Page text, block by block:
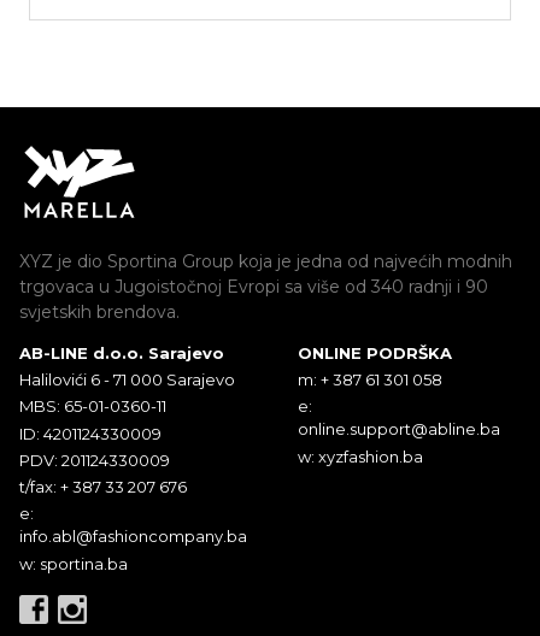
XYZ je dio Sportina Group koja je jedna od najvećih modnih
trgovaca u Jugoistočnoj Evropi sa više od 340 radnji i 90
svjetskih brendova.
AB-LINE d.o.o. Sarajevo
Halilovići 6 - 71 000 Sarajevo
MBS: 65-01-0360-11
ID: 4201124330009
PDV: 201124330009
t/fax: + 387 33 207 676
e:
info.abl@fashioncompany.ba
w: sportina.ba
ONLINE PODRŠKA
m: + 387 61 301 058
e:
online.support@abline.ba
w: xyzfashion.ba